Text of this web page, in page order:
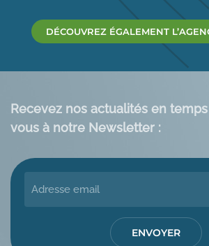
DÉCOUVREZ ÉGALEMENT
Recevez nos actualités en
vous à notre Newsletter :
ENVOYER